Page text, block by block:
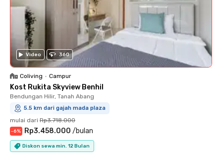
Video 360
Coliving • Campur
Kost Rukita Skyview Benhil
Bendungan Hilir, Tanah Abang
5.5 km dari gajah mada plaza
mulai dari Rp3.718.000
-6% Rp3.458.000 /bulan
Diskon sewa min. 12 Bulan